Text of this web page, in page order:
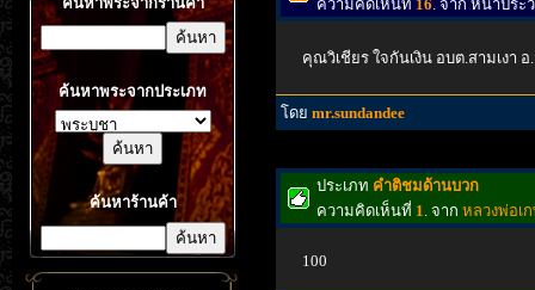
ค้นหาพระจากประเภท
ค้นหาร้านค้า
ความคิดเห็นที่ 16. จาก หน้าประ
คุณวิเชียร ใจกันเงิน อบต.สามเงา อ
โดย mr.sundandee
ประเภท คำติชมด้านบวก
ความคิดเห็นที่ 1. จาก หลวงพ่อเ
100